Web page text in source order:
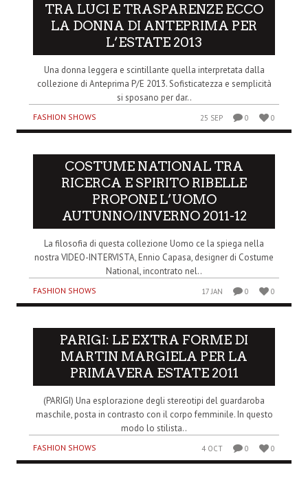
TRA LUCI E TRASPARENZE ECCO
LA DONNA DI ANTEPRIMA PER
L’ESTATE 2013
Una donna leggera e scintillante quella interpretata dalla
collezione di Anteprima P/E 2013. Sofisticatezza e semplicità
si sposano per dar..
FASHION SHOWS 25 SEP 0 0
COSTUME NATIONAL TRA
RICERCA E SPIRITO RIBELLE
PROPONE L’UOMO
AUTUNNO/INVERNO 2011-12
La filosofia di questa collezione Uomo ce la spiega nella
nostra VIDEO-INTERVISTA, Ennio Capasa, designer di Costume
National, incontrato nel..
FASHION SHOWS 17 JAN 0 0
PARIGI: LE EXTRA FORME DI
MARTIN MARGIELA PER LA
PRIMAVERA ESTATE 2011
(PARIGI) Una esplorazione degli stereotipi del guardaroba
maschile, posta in contrasto con il corpo femminile. In questo
modo lo stilista..
FASHION SHOWS 4 OCT 0 0